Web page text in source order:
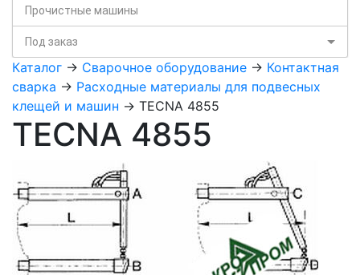
Прочистные машины
Под заказ
Каталог -> Сварочное оборудование -> Контактная
сварка -> Расходные материалы для подвесных
клещей и машин -> TECNA 4855
TECNA 4855